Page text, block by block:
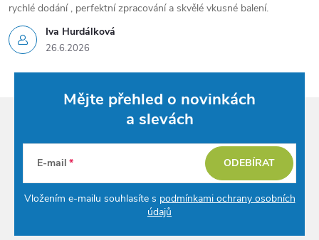
Iva Hurdálková
26.6.2026
rychlé dodání , perfektní zpracování a skvělé vkusné balení.
Mějte přehled o novinkách
a slevách
E-mail
Vložením e-mailu souhlasíte s podmínkami ochrany osobních
údajů
ODEBÍRAT